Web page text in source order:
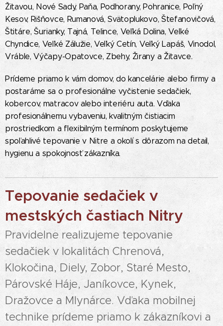
Žitavou, Nové Sady, Paňa, Podhorany, Pohranice, Poľný
Kesov, Rišňovce, Rumanová, Svätoplukovo, Štefanovičová,
Štitáre, Šurianky, Tajná, Telince, Veľká Dolina, Veľké
Chyndice, Veľké Zálužie, Veľký Cetín, Veľký Lapáš, Vinodol,
Vráble, Výčapy-Opatovce, Zbehy, Žirany a Žitavce.
Prídeme priamo k vám domov, do kancelárie alebo firmy a
postaráme sa o profesionálne vyčistenie sedačiek,
kobercov, matracov alebo interiéru auta. Vďaka
profesionálnemu vybaveniu, kvalitným čistiacim
prostriedkom a flexibilným termínom poskytujeme
spoľahlivé tepovanie v Nitre a okolí s dôrazom na detail,
hygienu a spokojnosť zákazníka.
Tepovanie sedačiek v
mestských častiach Nitry
Pravidelne realizujeme tepovanie
sedačiek v lokalitách Chrenová,
Klokočina, Diely, Zobor, Staré Mesto,
Párovské Háje, Janíkovce, Kynek,
Dražovce a Mlynárce. Vďaka mobilnej
technike prídeme priamo k zákazníkovi a